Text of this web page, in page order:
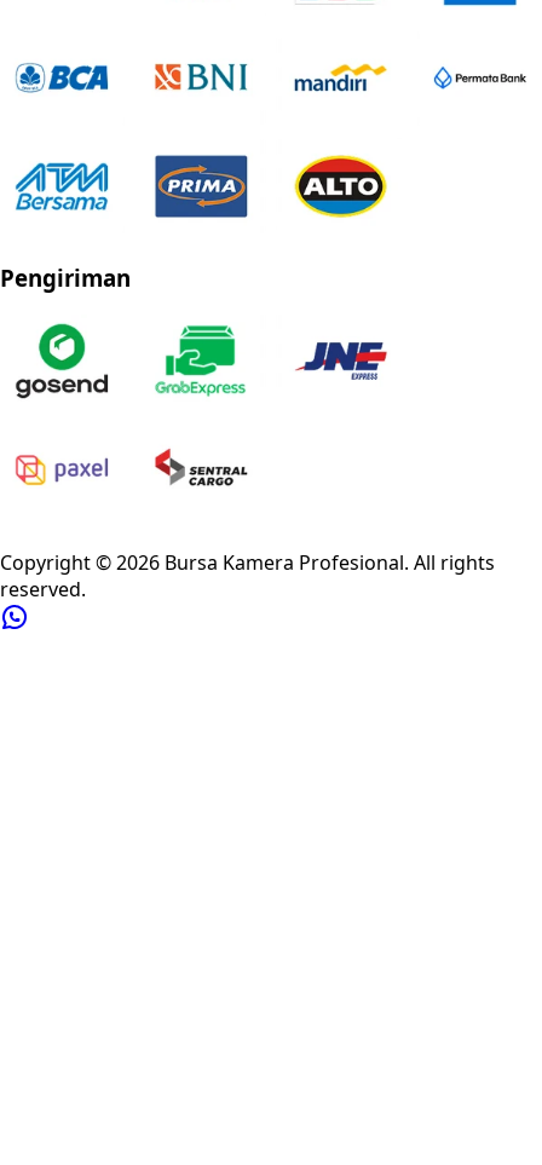
Pengiriman
Copyright ©2026 Bursa Kamera Profesional. All rights
reserved.